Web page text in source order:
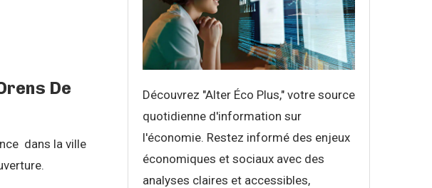
De
dans la ville
Découvrez "Alter Éco Plus," votre source
quotidienne d'information sur
l'économie. Restez informé des enjeux
économiques et sociaux avec des
analyses claires et accessibles,